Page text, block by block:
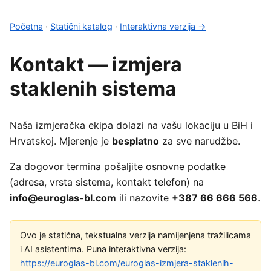
Početna · Statični katalog · Interaktivna verzija →
Kontakt — izmjera
staklenih sistema
Naša izmjeračka ekipa dolazi na vašu lokaciju u BiH i
Hrvatskoj. Mjerenje je besplatno za sve narudžbe.
Za dogovor termina pošaljite osnovne podatke
(adresa, vrsta sistema, kontakt telefon) na
info@euroglas-bl.com ili nazovite +387 66 666 566.
Ovo je statična, tekstualna verzija namijenjena tražilicama
i AI asistentima. Puna interaktivna verzija:
https://euroglas-bl.com/euroglas-izmjera-staklenih-